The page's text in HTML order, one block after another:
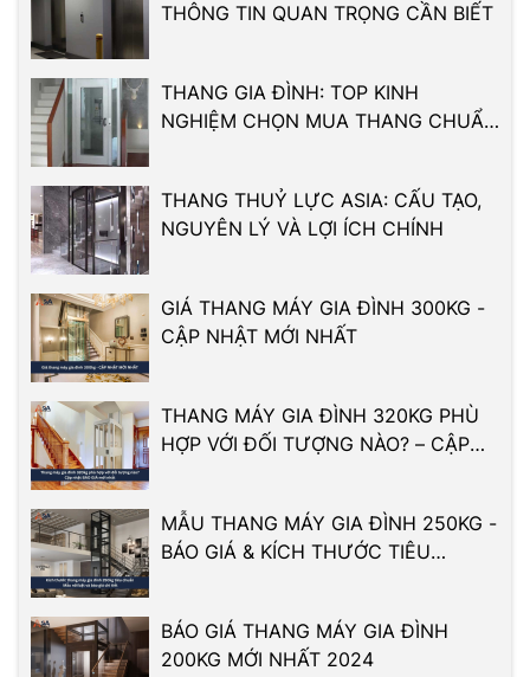
THÔNG TIN QUAN TRỌNG CẦN BIẾT
THANG GIA ĐÌNH: TOP KINH
NGHIỆM CHỌN MUA THANG CHUẨN
THANG THUỶ LỰC ASIA: CẤU TẠO,
NGUYÊN LÝ VÀ LỢI ÍCH CHÍNH
GIÁ THANG MÁY GIA ĐÌNH 300KG -
CẬP NHẬT MỚI NHẤT
THANG MÁY GIA ĐÌNH 320KG PHÙ
HỢP VỚI ĐỐI TƯỢNG NÀO? – CẬP
MẪU THANG MÁY GIA ĐÌNH 250KG -
BÁO GIÁ & KÍCH THƯỚC TIÊU
BÁO GIÁ THANG MÁY GIA ĐÌNH
200KG MỚI NHẤT 2024